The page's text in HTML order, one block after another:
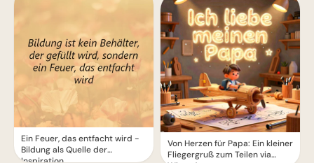
Ein Feuer, das entfacht wird -
Bildung als Quelle der
Von Herzen für Papa: Ein kleiner
Fliegergruß zum Teilen via